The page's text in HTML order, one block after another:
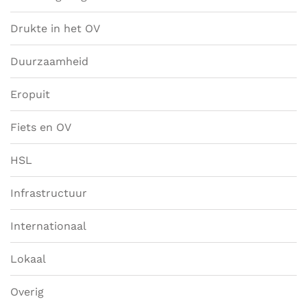
Drukte in het OV
Duurzaamheid
Eropuit
Fiets en OV
HSL
Infrastructuur
Internationaal
Lokaal
Overig